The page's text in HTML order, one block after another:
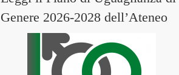
Genere 2026-2028 dell’Ateneo